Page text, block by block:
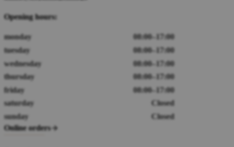
Opening hours:
monday
08:00–17:00
tuesday
08:00–17:00
wednesday
08:00–17:00
thursday
08:00–17:00
friday
08:00–17:00
saturday
Closed
sunday
Closed
Online orders